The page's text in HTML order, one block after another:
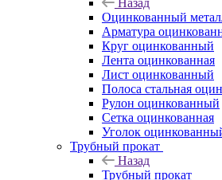
Назад
Оцинкованный
Арматура
Круг оцинкованный
Лента оцинкованная
Лист оцинкованный
Полоса стальная
Рулон оцинкованный
Сетка оцинкованная
Уголок
Трубный прокат
Назад
Трубный прокат